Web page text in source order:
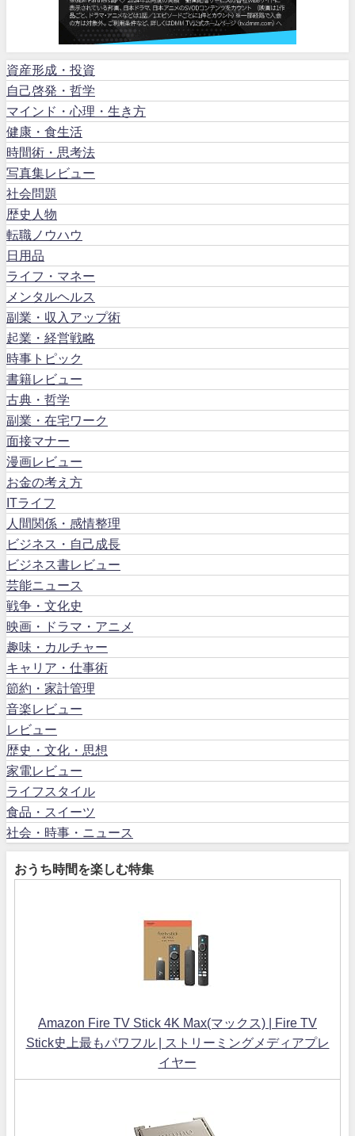
資産形成・投資
自己啓発・哲学
マインド・心理・生き方
健康・食生活
時間術・思考法
写真集レビュー
社会問題
歴史人物
転職ノウハウ
日用品
ライフ・マネー
メンタルヘルス
副業・収入アップ術
起業・経営戦略
時事トピック
書籍レビュー
古典・哲学
副業・在宅ワーク
面接マナー
漫画レビュー
お金の考え方
ITライフ
人間関係・感情整理
ビジネス・自己成長
ビジネス書レビュー
芸能ニュース
戦争・文化史
映画・ドラマ・アニメ
趣味・カルチャー
キャリア・仕事術
節約・家計管理
音楽レビュー
レビュー
歴史・文化・思想
家電レビュー
ライフスタイル
食品・スイーツ
社会・時事・ニュース
おうち時間を楽しむ特集
Amazon Fire TV Stick 4K Max(マックス) | Fire TV
Stick史上最もパワフル | ストリーミングメディアプレ
イヤー